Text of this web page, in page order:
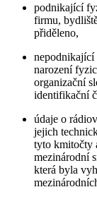
podnikající
firmu,
přiděleno,
nepodnikající
narození
organizační
identifikační
údaje o
jejich
tyto kmitočty
mezinárodní
která byla